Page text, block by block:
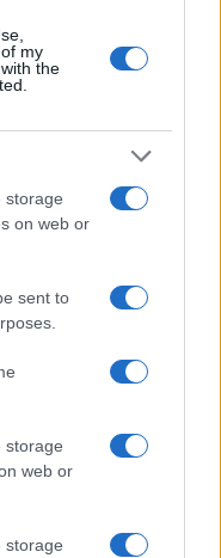
my
the
storage
on web or
sent to
storage
web or
storage
a Föld egész
az
adatvédelmi